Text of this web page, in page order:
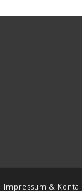
Impressum & Kontakt